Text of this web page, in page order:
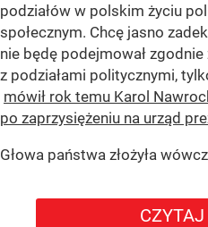
podziałów w polskim życiu
społecznym. Chcę jasno
nie będę podejmował
z podziałami politycznymi,
mówił rok temu Karol
po zaprzysiężeniu na urząd
Głowa państwa złożyła